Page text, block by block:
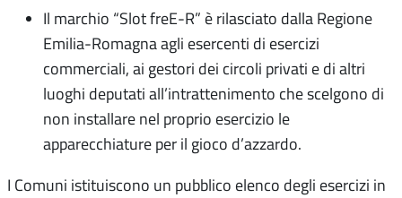
Il marchio “Slot freE-R” è rilasciato dalla Regione
Emilia-Romagna agli esercenti di esercizi
commerciali, ai gestori dei circoli privati e di altri
luoghi deputati all’intrattenimento che scelgono di
non installare nel proprio esercizio le
apparecchiature per il gioco d’azzardo.
I Comuni istituiscono un pubblico elenco degli esercizi in